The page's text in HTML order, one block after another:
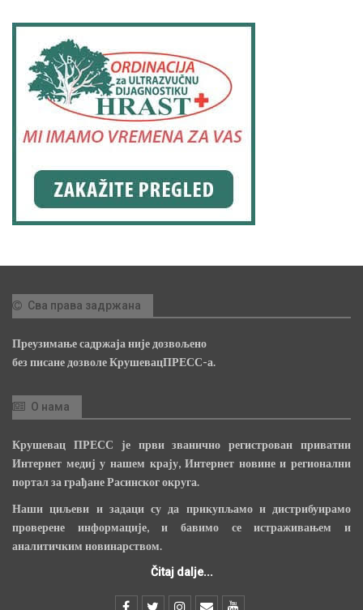
Сва права задржана
Преузимање садржаја није дозвољено
без писане дозволе КрушевацПРЕСС-а.
О нама
Крушевац ПРЕСС је први званично регистрован приватни
Интернет медиј у нашем крају, Интернет новине и регионални
портал за грађане Расинског округа.
Наши циљеви и задаци су да прикупљамо и дистрибуирамо
проверене информације, и бавимо се истраживањем и
аналитичким новинарством.
Čitaj dalje...